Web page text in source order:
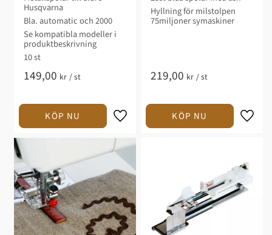
Husqvarna
Bla. automatic och 2000
Se kompatibla modeller i
produktbeskrivning
10 st
149,00 kr /st
Hyllning för milstolpen
75miljoner symaskiner
219,00 kr /st